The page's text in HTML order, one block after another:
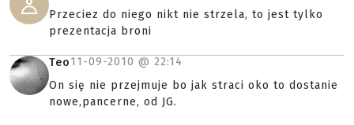
Przeciez do niego nikt nie strzela, to jest tylko
prezentacja broni
Teo11-09-2010 @ 22:14
On się nie przejmuje bo jak straci oko to dostanie
nowe,pancerne, od JG.